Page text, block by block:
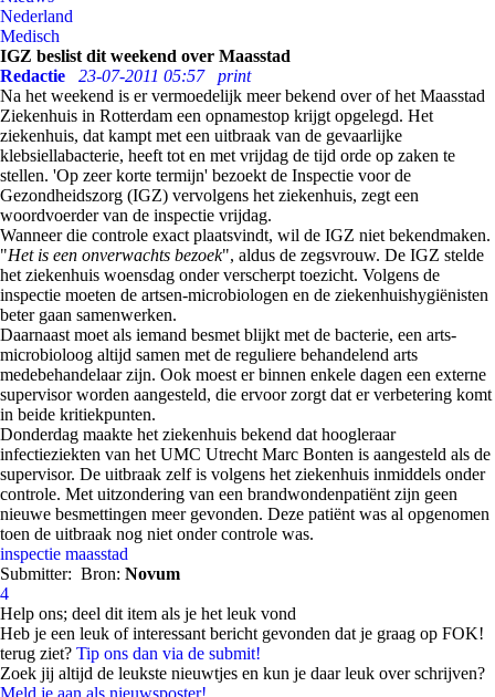
Nederland
Medisch
IGZ beslist dit weekend over Maasstad
Redactie
23-07-2011 05:57
print
Na het weekend is er vermoedelijk meer bekend over of het Maasstad
Ziekenhuis in Rotterdam een opnamestop krijgt opgelegd. Het
ziekenhuis, dat kampt met een uitbraak van de gevaarlijke
klebsiellabacterie, heeft tot en met vrijdag de tijd orde op zaken te
stellen. 'Op zeer korte termijn' bezoekt de Inspectie voor de
Gezondheidszorg (IGZ) vervolgens het ziekenhuis, zegt een
woordvoerder van de inspectie vrijdag.
Wanneer die controle exact plaatsvindt, wil de IGZ niet bekendmaken.
"Het is een onverwachts bezoek", aldus de zegsvrouw. De IGZ stelde
het ziekenhuis woensdag onder verscherpt toezicht. Volgens de
inspectie moeten de artsen-microbiologen en de ziekenhuishygiënisten
beter gaan samenwerken.
Daarnaast moet als iemand besmet blijkt met de bacterie, een arts-
microbioloog altijd samen met de reguliere behandelend arts
medebehandelaar zijn. Ook moest er binnen enkele dagen een externe
supervisor worden aangesteld, die ervoor zorgt dat er verbetering komt
in beide kritiekpunten.
Donderdag maakte het ziekenhuis bekend dat hoogleraar
infectieziekten van het UMC Utrecht Marc Bonten is aangesteld als de
supervisor. De uitbraak zelf is volgens het ziekenhuis inmiddels onder
controle. Met uitzondering van een brandwondenpatiënt zijn geen
nieuwe besmettingen meer gevonden. Deze patiënt was al opgenomen
toen de uitbraak nog niet onder controle was.
inspectie maasstad
Submitter: Bron: Novum
4
Help ons; deel dit item als je het leuk vond
Heb je een leuk of interessant bericht gevonden dat je graag op FOK!
terug ziet? Tip ons dan via de submit!
Zoek jij altijd de leukste nieuwtjes en kun je daar leuk over schrijven?
Meld je aan als nieuwsposter!